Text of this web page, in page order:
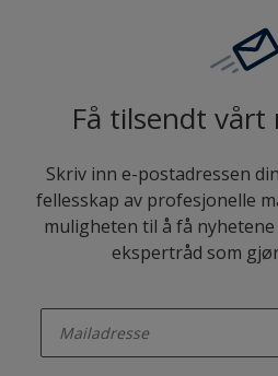
Få tilsendt
Skriv inn e-postadressen
fellesskap av profesjonelle
muligheten til å få
ekspertråd som